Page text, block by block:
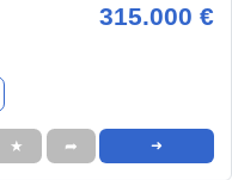
315.000 €
★ ➦ ➜